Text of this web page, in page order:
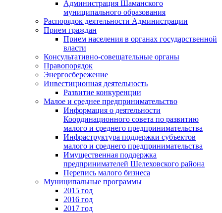
Администрация Шаманского
муниципального образования
Распорядок деятельности Администрации
Прием граждан
Прием населения в органах государственной
власти
Консультативно-совещательные органы
Правопорядок
Энергосбережение
Инвестиционная деятельность
Развитие конкуренции
Малое и среднее предпринимательство
Информация о деятельности
Координационного совета по развитию
малого и среднего предпринимательства
Инфраструктура поддержки субъектов
малого и среднего предпринимательства
Имущественная поддержка
предпринимателей Шелеховского района
Перепись малого бизнеса
Муниципальные программы
2015 год
2016 год
2017 год